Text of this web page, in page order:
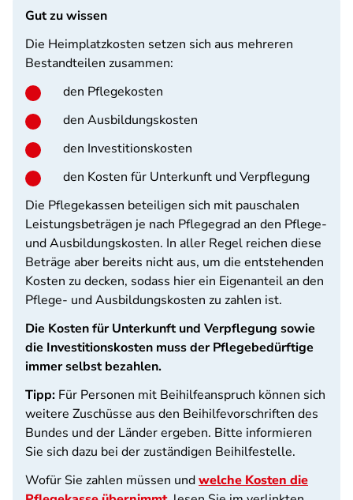
Gut zu wissen
Die Heimplatzkosten setzen sich aus mehreren
Bestandteilen zusammen:
den Pflegekosten
den Ausbildungskosten
den Investitionskosten
den Kosten für Unterkunft und Verpflegung
Die Pflegekassen beteiligen sich mit pauschalen
Leistungsbeträgen je nach Pflegegrad an den Pflege-
und Ausbildungskosten. In aller Regel reichen diese
Beträge aber bereits nicht aus, um die entstehenden
Kosten zu decken, sodass hier ein Eigenanteil an den
Pflege- und Ausbildungskosten zu zahlen ist.
Die Kosten für Unterkunft und Verpflegung sowie
die Investitionskosten muss der Pflegebedürftige
immer selbst bezahlen.
Tipp: Für Personen mit Beihilfeanspruch können sich
weitere Zuschüsse aus den Beihilfevorschriften des
Bundes und der Länder ergeben. Bitte informieren
Sie sich dazu bei der zuständigen Beihilfestelle.
Wofür Sie zahlen müssen undwelche Kosten die